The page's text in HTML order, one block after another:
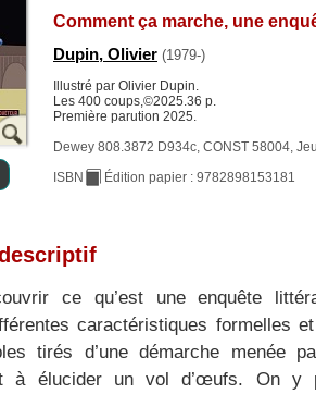
Comment ça marche, une
Dupin, Olivier (1979-)
Illustré par Olivier Dupin.
Les 400 coups,©2025.36 p.
Première parution 2025.
Dewey 808.3872 D934c, CONST 58004,
ISBN Édition papier : 9782898153181
ce qu’est une enquête
caractéristiques formelles
tirés d’une démarche menée
à élucider un vol d’œufs. On y